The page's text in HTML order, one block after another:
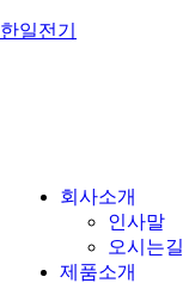
한일전기
회사소개
인사말
오시는길
제품소개